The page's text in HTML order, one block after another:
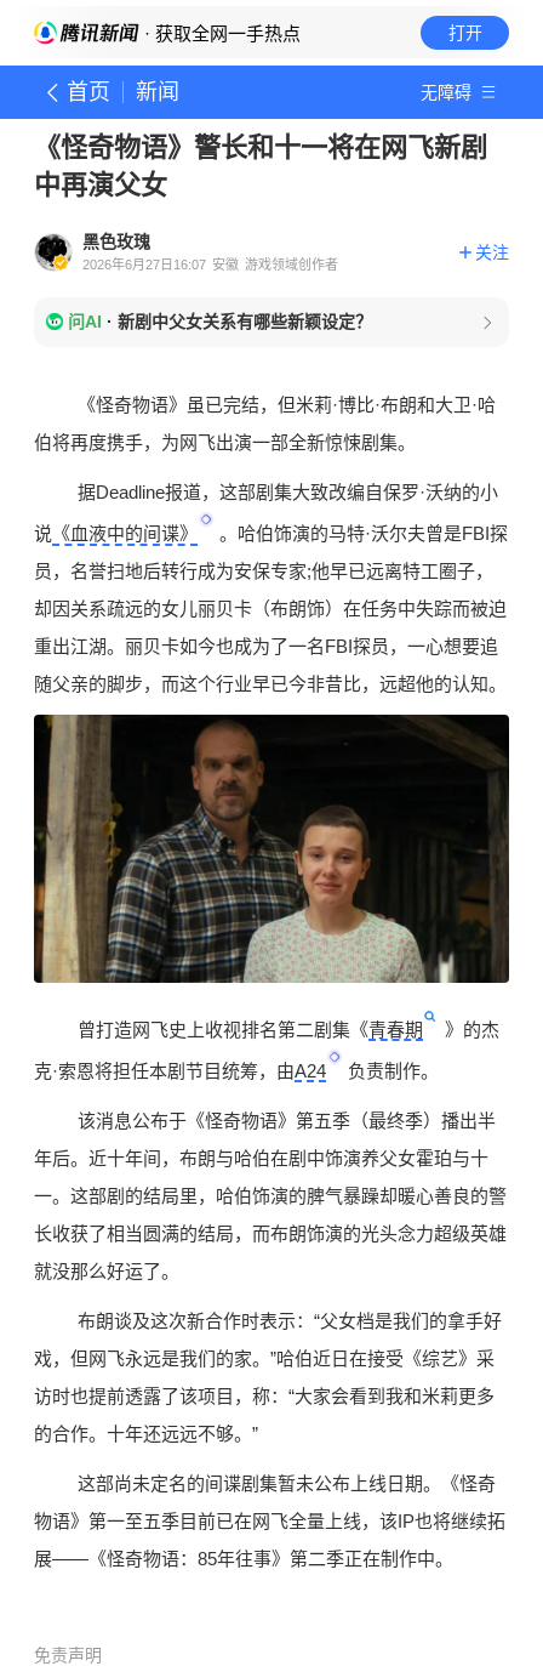
· 获取全网一手热点 打开
首页 新闻 无障碍
《怪奇物语》警长和十一将在网飞新剧
中再演父女
黑色玫瑰
2026年6月27日16:07 安徽 游戏领域创作者
关注
问AI · 新剧中父女关系有哪些新颖设定？
《怪奇物语》虽已完结，但米莉·博比·布朗和大卫·哈
伯将再度携手，为网飞出演一部全新惊悚剧集。
据Deadline报道，这部剧集大致改编自保罗·沃纳的小
说 《血液中的间谍》
。哈伯饰演的马特·沃尔夫曾是FBI探
员，名誉扫地后转行成为安保专家;他早已远离特工圈子，
却因关系疏远的女儿丽贝卡（布朗饰）在任务中失踪而被迫
重出江湖。丽贝卡如今也成为了一名FBI探员，一心想要追
随父亲的脚步，而这个行业早已今非昔比，远超他的认知。
曾打造网飞史上收视排名第二剧集《青春期
》的杰
克·索恩将担任本剧节目统筹，由A24 负责制作。
该消息公布于《怪奇物语》第五季（最终季）播出半
年后。近十年间，布朗与哈伯在剧中饰演养父女霍珀与十
一。这部剧的结局里，哈伯饰演的脾气暴躁却暖心善良的警
长收获了相当圆满的结局，而布朗饰演的光头念力超级英雄
就没那么好运了。
布朗谈及这次新合作时表示：“父女档是我们的拿手好
戏，但网飞永远是我们的家。”哈伯近日在接受《综艺》采
访时也提前透露了该项目，称：“大家会看到我和米莉更多
的合作。十年还远远不够。”
这部尚未定名的间谍剧集暂未公布上线日期。《怪奇
物语》第一至五季目前已在网飞全量上线，该IP也将继续拓
展——《怪奇物语：85年往事》第二季正在制作中。
免责声明